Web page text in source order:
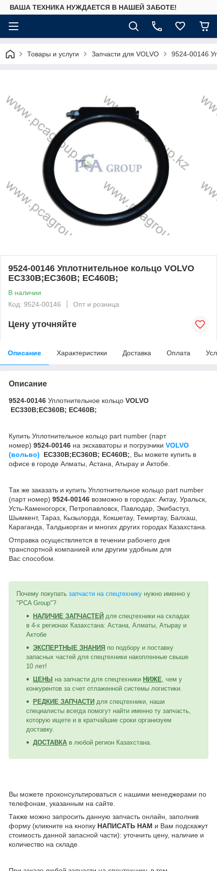
ВАША ТЕХНИКА НУЖДАЕТСЯ В НАШЕЙ ЗАБОТЕ!
Товары и услуги Запчасти для VOLVO 9524-00146
9524-00146 Уплотнительное кольцо VOLVO
EC330B;EC360B; EC460B;
В наличии
Код: 9524-00146
Опт и розница
Цену уточняйте
Описание Характеристики Доставка Оплата
Описание
9524-00146 Уплотнительное кольцо VOLVO
EC330B;EC360B; EC460B;
Купить Уплотнительное кольцо part number (парт
номер) 9524-00146 на экскаваторы и погрузчики VOLVO
(вольво)
EC330B;EC360B; EC460B;
Вы можете купить в
офисе в городе Алматы, Астана, Атырау и Актобе.
Так же заказать и купить Уплотнительное кольцо part number
(парт номер) 9524-00146 возможно в городах: Актау, Уральск,
Усть-Каменогорск, Петропавловск, Павлодар, Экибастуз,
Шымкент, Тараз, Кызылорда, Кокшетау, Темиртау, Балхаш,
Караганда, Талдыкорган и многих других городах Казахстана.
Отправка осуществляется в течении рабочего дня
транспортной компанией или другим удобным для
Вас способом
Почему покупать запчасти на спецтехнику нужно именно у
"PCA Group"?
НАЛИЧИЕ ЗАПЧАСТЕЙ для спецтехники на складах
в 4-х регионах Казахстана: Астана, Алматы, Атырау и
Актобе
ЭКСПЕРТНЫЕ ЗНАНИЯ по подбору и поставку
запасных частей для спецтехники накопленные свыше
10 лет!
ЦЕНЫ на запчасти для спецтехники НИЖЕ , чем у
конкурентов за счет отлаженной системы логистики.
РЕДКИЕ ЗАПЧАСТИ для спецтехники, наши
специалисты всегда помогут найти именно ту запчасть,
которую ищете и в кратчайшие сроки организуем
доставку.
ДОСТАВКА в любой регион Казахстана.
Вы можете проконсультироваться с нашими менеджерами по
телефонам, указанным на сайте.
Также можно запросить данную запчасть онлайн, заполнив
форму (кликните на кнопку НАПИСАТЬ НАМ и Вам подскажут
стоимость данной запасной части): уточнить цену, наличие и
количество на складе.